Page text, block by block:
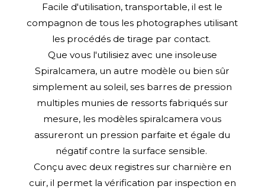
Facile d'utilisation, transportable, il est le
compagnon de tous les photographes utilisant
les procédés de tirage par contact.
Que vous l'utilisiez avec une insoleuse
Spiralcamera, un autre modèle ou bien sûr
simplement au soleil, ses barres de pression
multiples munies de ressorts fabriqués sur
mesure, les modèles spiralcamera vous
assureront un pression parfaite et égale du
négatif contre la surface sensible.
Conçu avec deux registres sur charnière en
cuir, il permet la vérification par inspection en